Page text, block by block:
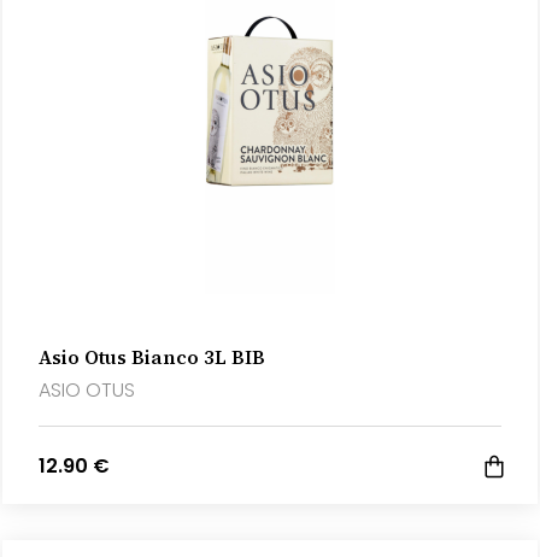
Asio Otus Bianco 3L BIB
ASIO OTUS
12.90 €